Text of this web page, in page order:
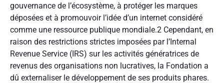
gouvernance de l’écosystème, à protéger les marques
déposées et à promouvoir l’idée d’un internet considéré
comme une ressource publique mondiale.2 Cependant, en
raison des restrictions strictes imposées par l’Internal
Revenue Service (IRS) sur les activités génératrices de
revenus des organisations non lucratives, la Fondation a
dû externaliser le développement de ses produits phares.